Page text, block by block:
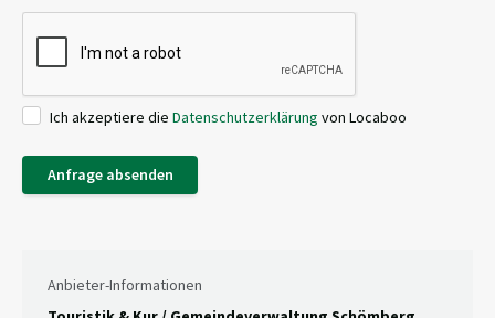
Ich akzeptiere die Datenschutzerklärung von Locaboo
Anfrage absenden
Anbieter-Informationen